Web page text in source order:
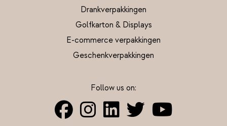
Drankverpakkingen
Golfkarton & Displays
E-commerce verpakkingen
Geschenkverpakkingen
Follow us on: